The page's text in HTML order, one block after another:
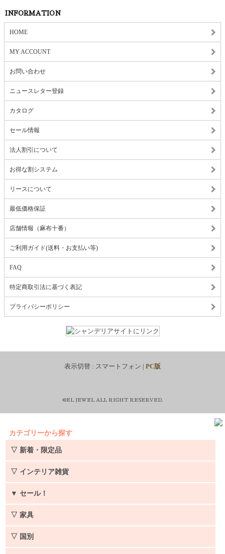
INFORMATION
HOME
MY ACCOUNT
お問い合わせ
ニュースレター登録
カタログ
セール情報
法人割引について
お得な割システム
リースについて
最低価格保証
店舗情報（麻布十番）
ご利用ガイド(送料・お支払い等)
FAQ
特定商取引法に基づく表記
プライバシーポリシー
表示切替 : スマートフォン | PC版
©EL JEWEL ALL RIGHT RESERVED.
カテゴリーから探す
▽ 新着・限定品
▽ インテリア雑貨
▼ セール！
▽ 家具
▽ 国別